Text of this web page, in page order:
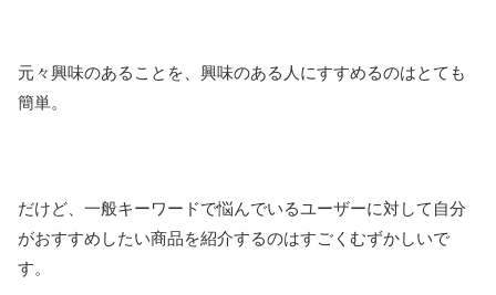
元々興味のあることを、興味のある人にすすめるのはとても
簡単。
だけど、一般キーワードで悩んでいるユーザーに対して自分
がおすすめしたい商品を紹介するのはすごくむずかしいで
す。